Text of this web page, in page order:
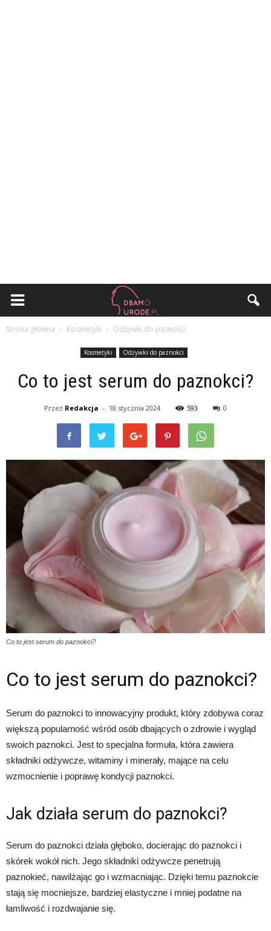
Strona główna Kosmetyki Odżywki do paznokci
Kosmetyki Odżywki do paznokci
Co to jest serum do paznokci?
Przez Redakcja - 18 stycznia 2024 593 0
Co to jest serum do paznokci?
Co to jest serum do paznokci?
Serum do paznokci to innowacyjny produkt, który zdobywa coraz
większą popularność wśród osób dbających o zdrowie i wygląd
swoich paznokci. Jest to specjalna formuła, która zawiera
składniki odżywcze, witaminy i minerały, mające na celu
wzmocnienie i poprawę kondycji paznokci.
Jak działa serum do paznokci?
Serum do paznokci działa głęboko, docierając do paznokci i
skórek wokół nich. Jego składniki odżywcze penetrują
paznokieć, nawilżając go i wzmacniając. Dzięki temu paznokcie
stają się mocniejsze, bardziej elastyczne i mniej podatne na
łamliwość i rozdwajanie się.